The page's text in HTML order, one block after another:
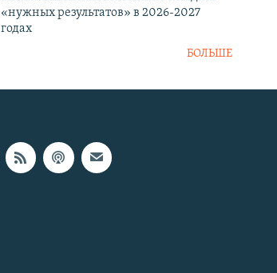
«нужных результатов» в 2026-2027
годах
БОЛЬШЕ